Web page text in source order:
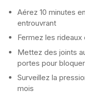
Aérez 10 minutes
entrouvrant
Fermez les
Mettez des joints
portes pour
Surveillez la
mois